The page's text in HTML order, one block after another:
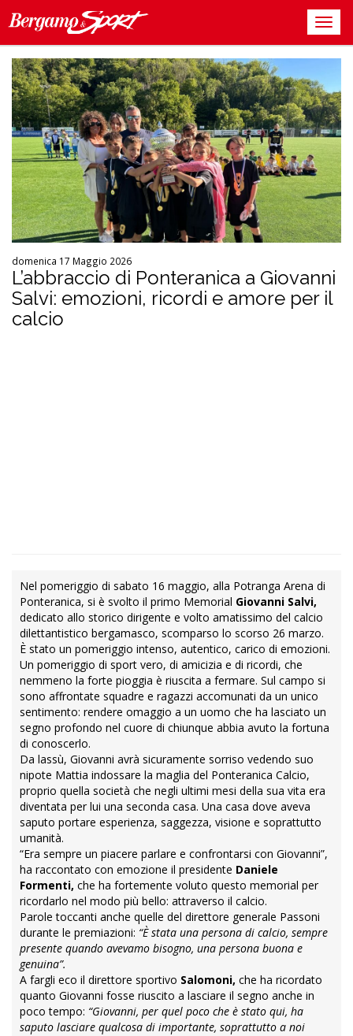
domenica 17 Maggio 2026
L’abbraccio di Ponteranica a Giovanni
Salvi: emozioni, ricordi e amore per il
calcio
Nel pomeriggio di sabato 16 maggio, alla Potranga Arena di
Ponteranica, si è svolto il primo Memorial Giovanni Salvi,
dedicato allo storico dirigente e volto amatissimo del calcio
dilettantistico bergamasco, scomparso lo scorso 26 marzo.
È stato un pomeriggio intenso, autentico, carico di emozioni.
Un pomeriggio di sport vero, di amicizia e di ricordi, che
nemmeno la forte pioggia è riuscita a fermare. Sul campo si
sono affrontate squadre e ragazzi accomunati da un unico
sentimento: rendere omaggio a un uomo che ha lasciato un
segno profondo nel cuore di chiunque abbia avuto la fortuna
di conoscerlo.
Da lassù, Giovanni avrà sicuramente sorriso vedendo suo
nipote Mattia indossare la maglia del Ponteranica Calcio,
proprio quella società che negli ultimi mesi della sua vita era
diventata per lui una seconda casa. Una casa dove aveva
saputo portare esperienza, saggezza, visione e soprattutto
umanità.
“Era sempre un piacere parlare e confrontarsi con Giovanni”,
ha raccontato con emozione il presidente Daniele
Formenti, che ha fortemente voluto questo memorial per
ricordarlo nel modo più bello: attraverso il calcio.
Parole toccanti anche quelle del direttore generale Passoni
durante le premiazioni: “È stata una persona di calcio, sempre
presente quando avevamo bisogno, una persona buona e
genuina”.
A fargli eco il direttore sportivo Salomoni, che ha ricordato
quanto Giovanni fosse riuscito a lasciare il segno anche in
poco tempo: “Giovanni, per quel poco che è stato qui, ha
saputo lasciare qualcosa di importante, soprattutto a noi